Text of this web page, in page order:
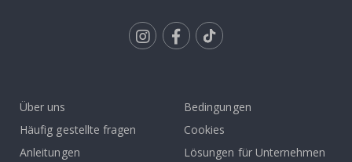
Über uns
Häufig gestellte fragen
Anleitungen
Bedingungen
Cookies
Lösungen für Unternehmen